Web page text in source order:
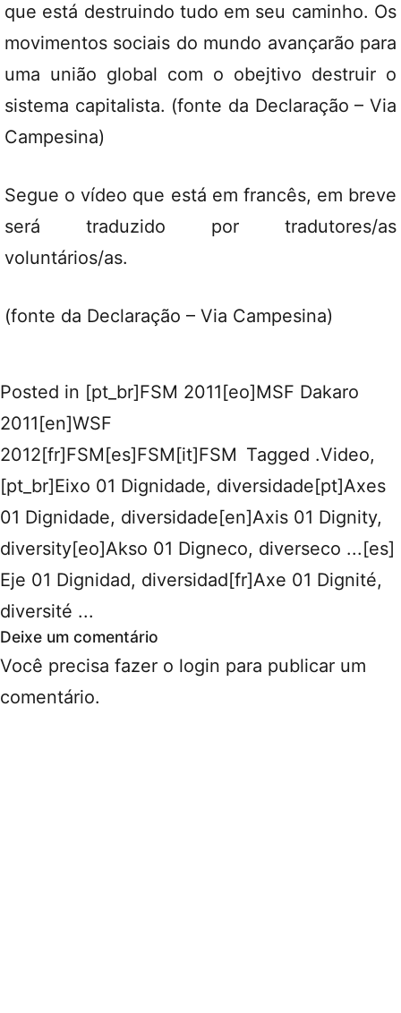
que está destruindo tudo em seu caminho. Os
movimentos sociais do mundo avançarão para
uma união global com o obejtivo destruir o
sistema capitalista. (fonte da Declaração – Via
Campesina)
Segue o vídeo que está em francês, em breve
será traduzido por tradutores/as
voluntários/as.
(fonte da Declaração – Via Campesina)
Posted in [pt_br]FSM 2011[eo]MSF Dakaro
2011[en]WSF
2012[fr]FSM[es]FSM[it]FSM Tagged .Video,
[pt_br]Eixo 01 Dignidade, diversidade[pt]Axes
01 Dignidade, diversidade[en]Axis 01 Dignity,
diversity[eo]Akso 01 Digneco, diverseco ...[es]
Eje 01 Dignidad, diversidad[fr]Axe 01 Dignité,
diversité ...
Deixe um comentário
Você precisa fazer o login para publicar um
comentário.